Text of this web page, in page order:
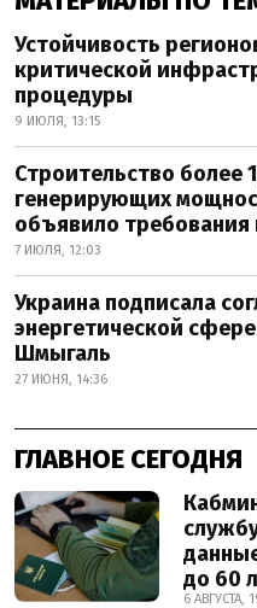
Устойчивость
критической
процедуры
9 ИЮЛЯ, 13:15
Строительство более
генерирующих
объявило требования
7 ИЮЛЯ, 12:03
Украина подписала
энергетической
Шмыгаль
27 ИЮНЯ, 14:36
ГЛАВНОЕ СЕГОДНЯ
до 60
6 АВГУСТА,